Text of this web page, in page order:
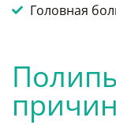
Головная